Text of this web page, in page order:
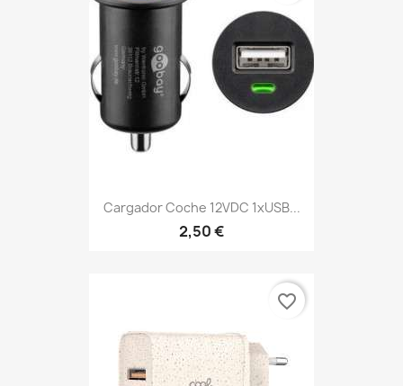
Cargador Coche 12VDC 1xUSB...
2,50 €
favorite_border